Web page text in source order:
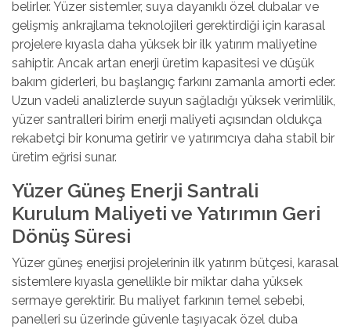
belirler. Yüzer sistemler, suya dayanıklı özel dubalar ve
gelişmiş ankrajlama teknolojileri gerektirdiği için karasal
projelere kıyasla daha yüksek bir ilk yatırım maliyetine
sahiptir. Ancak artan enerji üretim kapasitesi ve düşük
bakım giderleri, bu başlangıç farkını zamanla amorti eder.
Uzun vadeli analizlerde suyun sağladığı yüksek verimlilik,
yüzer santralleri birim enerji maliyeti açısından oldukça
rekabetçi bir konuma getirir ve yatırımcıya daha stabil bir
üretim eğrisi sunar.
Yüzer Güneş Enerji Santrali
Kurulum Maliyeti ve Yatırımın Geri
Dönüş Süresi
Yüzer güneş enerjisi projelerinin ilk yatırım bütçesi, karasal
sistemlere kıyasla genellikle bir miktar daha yüksek
sermaye gerektirir. Bu maliyet farkının temel sebebi,
panelleri su üzerinde güvenle taşıyacak özel duba